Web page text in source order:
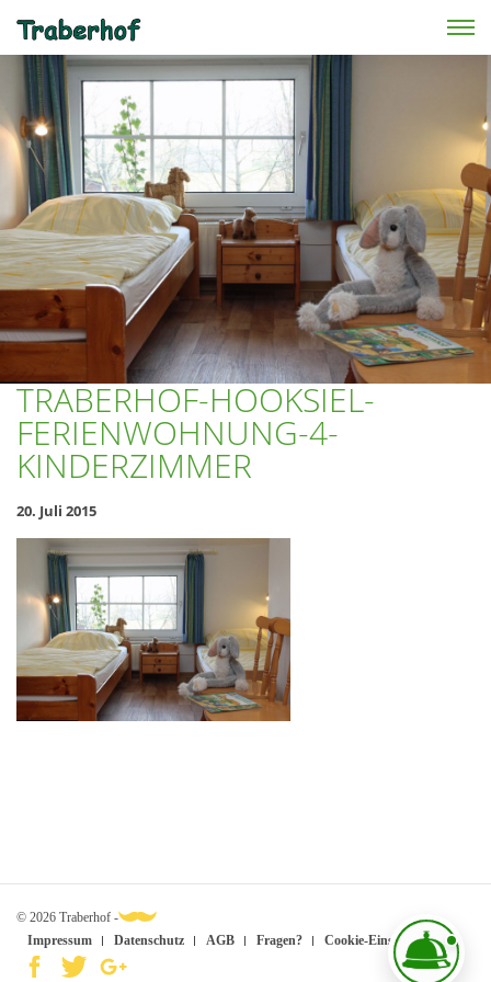
Skip to main content
TRABERHOF-HOOKSIEL-
FERIENWOHNUNG-4-
KINDERZIMMER
20. Juli 2015
© 2026 Traberhof -
Impressum
Datenschutz AGB Fragen? Cookie-Einstellungen